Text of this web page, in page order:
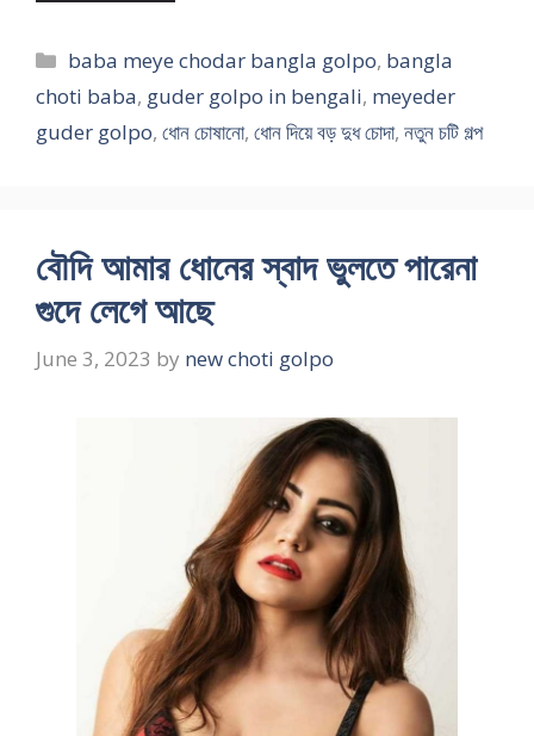
Categories
baba meye chodar bangla golpo, bangla
choti baba, guder golpo in bengali, meyeder
guder golpo, ধোন চোষানো, ধোন দিয়ে বড় দুধ চোদা, নতুন চটি গল্প
বৌদি আমার ধোনের স্বাদ ভুলতে পারেনা
গুদে লেগে আছে
June 3, 2023 by new choti golpo